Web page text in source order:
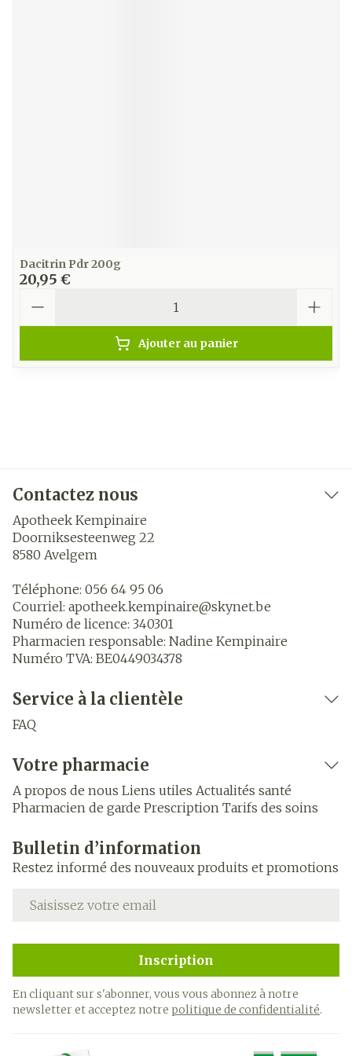
Dacitrin Pdr 200g
20,95 €
Ajouter au panier
Contactez nous
Apotheek Kempinaire
Doorniksesteenweg 22
8580 Avelgem
Téléphone: 056 64 95 06
Courriel: apotheek.kempinaire@skynet.be
Numéro de licence: 340301
Pharmacien responsable: Nadine Kempinaire
Numéro TVA: BE0449034378
Service à la clientèle
FAQ
Votre pharmacie
A propos de nous Liens utiles Actualités santé
Pharmacien de garde Prescription Tarifs des soins
Bulletin d’information
Restez informé des nouveaux produits et promotions
Adresse mail
Inscription
En cliquant sur s'abonner, vous vous abonnez à notre
newsletter et acceptez notre politique de confidentialité.